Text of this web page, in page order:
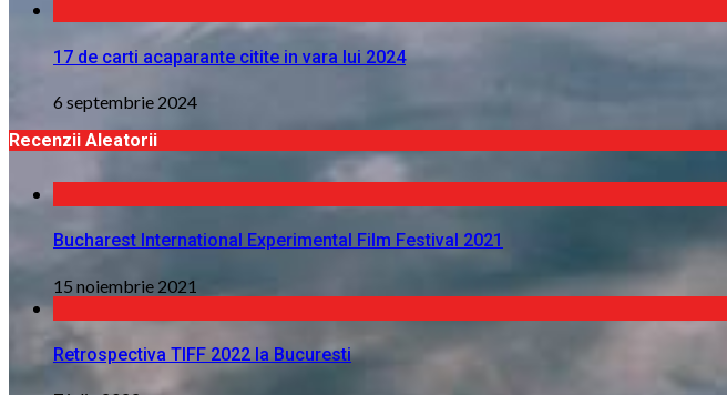
17 de carti acaparante citite in vara lui 2024
6 septembrie 2024
Recenzii Aleatorii
Bucharest International Experimental Film Festival 2021
15 noiembrie 2021
Retrospectiva TIFF 2022 la Bucuresti